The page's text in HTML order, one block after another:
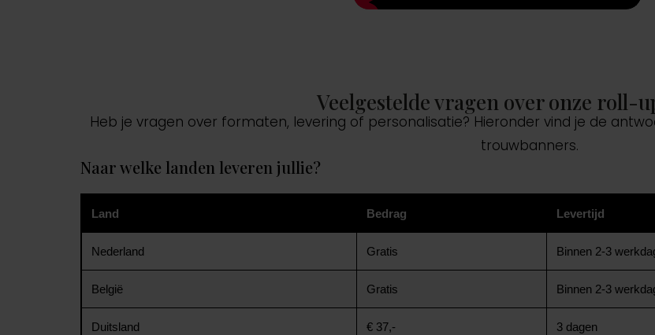
Veelgestelde vragen over onze roll-
Heb je vragen over formaten, levering of personalisatie? Hieronder vind je de
trouwbanners.
Naar welke landen leveren jullie?
Land Bedrag Levertijd
Nederland Gratis Binnen 2-3
België Gratis Binnen 2-3
Duitsland € 37,- 3 dagen